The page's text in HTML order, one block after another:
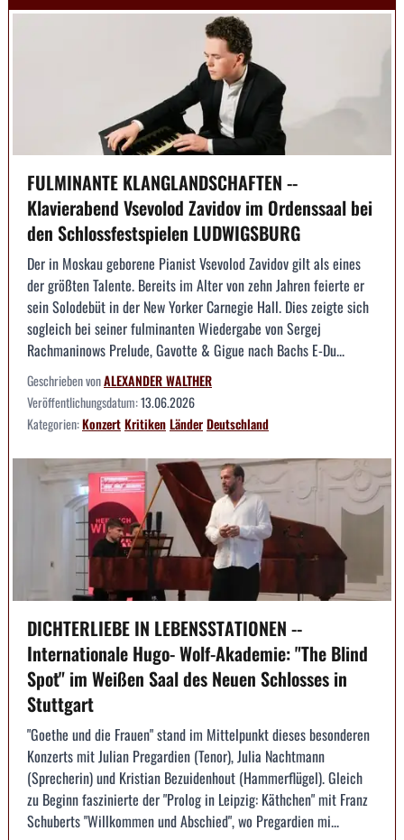
FULMINANTE KLANGLANDSCHAFTEN --
Klavierabend Vsevolod Zavidov im Ordenssaal bei
den Schlossfestspielen LUDWIGSBURG
Der in Moskau geborene Pianist Vsevolod Zavidov gilt als eines
der größten Talente. Bereits im Alter von zehn Jahren feierte er
sein Solodebüt in der New Yorker Carnegie Hall. Dies zeigte sich
sogleich bei seiner fulminanten Wiedergabe von Sergej
Rachmaninows Prelude, Gavotte & Gigue nach Bachs E-Du...
Geschrieben vonALEXANDER WALTHER
Veröffentlichungsdatum:13.06.2026
Kategorien:KonzertKritikenLänderDeutschland
DICHTERLIEBE IN LEBENSSTATIONEN --
Internationale Hugo- Wolf-Akademie: "The Blind
Spot" im Weißen Saal des Neuen Schlosses in
Stuttgart
"Goethe und die Frauen" stand im Mittelpunkt dieses besonderen
Konzerts mit Julian Pregardien (Tenor), Julia Nachtmann
(Sprecherin) und Kristian Bezuidenhout (Hammerflügel). Gleich
zu Beginn faszinierte der "Prolog in Leipzig: Käthchen" mit Franz
Schuberts "Willkommen und Abschied", wo Pregardien mi...